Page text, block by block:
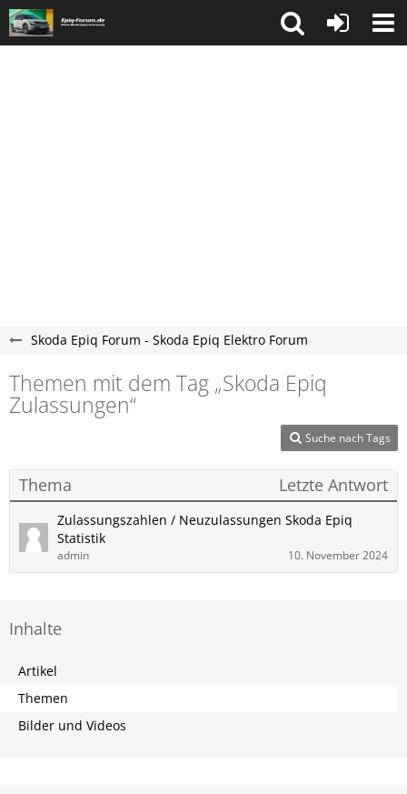
Skoda Epiq Forum - Skoda Epiq Elektro Forum
Themen mit dem Tag „Skoda Epiq
Zulassungen“
Suche nach Tags
Thema Letzte Antwort
Zulassungszahlen / Neuzulassungen Skoda Epiq
Statistik
admin 10. November 2024
Inhalte
Artikel
Themen
Bilder und Videos